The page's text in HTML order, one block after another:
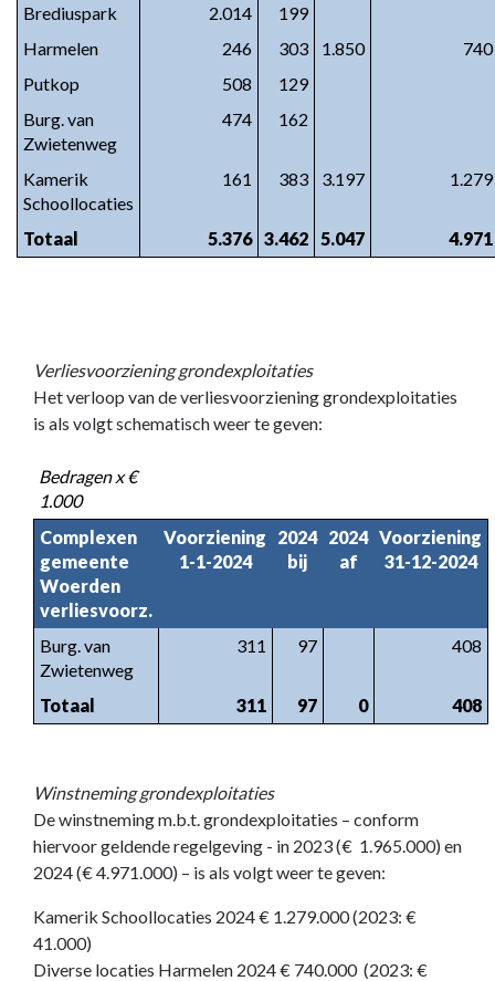
Brediuspark 2.014
199
Harmelen
246 303 1.850
740
Putkop
508
129
Burg. van
Zwietenweg
474 162
Kamerik
Schoollocaties
161 383 3.197 1.279
Totaal 5.376 3.462 5.047 4.971
Verliesvoorziening grondexploitaties
Het verloop van de verliesvoorziening grondexploitaties
is als volgt schematisch weer te geven:
Bedragen x €
1.000
Complexen
gemeente
Woerden
verliesvoorz.
Voorziening
1-1-2024
2024
bij
2024
af
Voorziening
31-12-2024
Burg. van
Zwietenweg
311 97 408
Totaal 311 97 0 408
Winstneming grondexploitaties
De winstneming m.b.t. grondexploitaties – conform
hiervoor geldende regelgeving - in 2023 (€ 1.965.000) en
2024 (€ 4.971.000) – is als volgt weer te geven:
Kamerik Schoollocaties 2024 € 1.279.000 (2023: €
41.000)
Diverse locaties Harmelen 2024 € 740.000 (2023: €